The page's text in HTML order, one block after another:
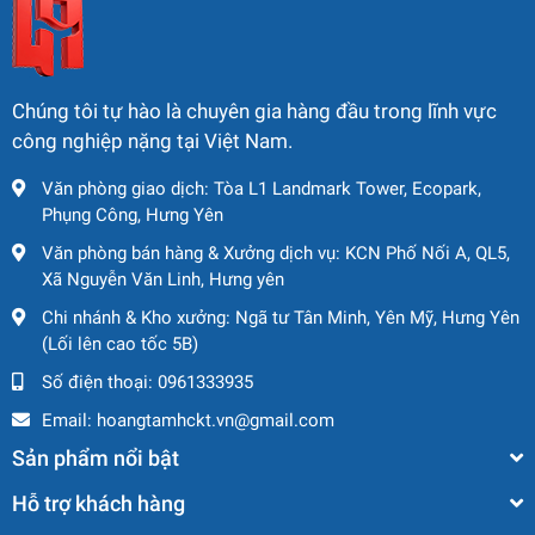
Thương hiệu uy tín đến từ Thụy Điển – độ bền đã
được kiểm chứng
và vật liệu
Thời gian sử dụng ít (1.905 giờ) – máy còn rất mới
Dễ bảo trì, phụ tùng phổ biến
Giá bán hợp lý so với chất lượng
Chúng tôi tự hào là chuyên gia hàng đầu trong lĩnh vực
công nghiệp nặng tại Việt Nam.
Văn phòng giao dịch: Tòa L1 Landmark Tower, Ecopark,
Phụng Công, Hưng Yên
Văn phòng bán hàng & Xưởng dịch vụ: KCN Phố Nối A, QL5,
Xã Nguyễn Văn Linh, Hưng yên
Chi nhánh & Kho xưởng: Ngã tư Tân Minh, Yên Mỹ, Hưng Yên
(Lối lên cao tốc 5B)
Số điện thoại: 0961333935
Email: hoangtamhckt.vn@gmail.com
Sản phẩm nổi bật
Hỗ trợ khách hàng